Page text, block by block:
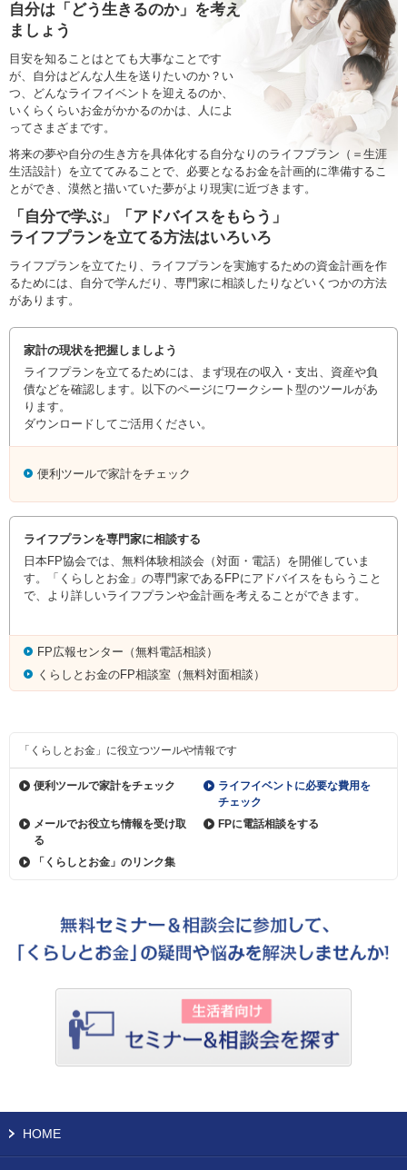
自分は「どう生きるのか」を考え
ましょう
目安を知ることはとても大事なことです
が、自分はどんな人生を送りたいのか？い
つ、どんなライフイベントを迎えるのか、
いくらくらいお金がかかるのかは、人によ
ってさまざまです。
将来の夢や自分の生き方を具体化する自分なりのライフプラン（＝生涯
生活設計）を立ててみることで、必要となるお金を計画的に準備するこ
とができ、漠然と描いていた夢がより現実に近づきます。
「自分で学ぶ」「アドバイスをもらう」
ライフプランを立てる方法はいろいろ
ライフプランを立てたり、ライフプランを実施するための資金計画を作
るためには、自分で学んだり、専門家に相談したりなどいくつかの方法
があります。
家計の現状を把握しましよう
ライフプランを立てるためには、まず現在の収入・支出、資産や負
債などを確認します。以下のページにワークシート型のツールがあ
ります。
ダウンロードしてご活用ください。
便利ツールで家計をチェック
ライフプランを専門家に相談する
日本FP協会では、無料体験相談会（対面・電話）を開催していま
す。「くらしとお金」の専門家であるFPにアドバイスをもらうこと
で、より詳しいライフプランや金計画を考えることができます。
FP広報センター（無料電話相談）
くらしとお金のFP相談室（無料対面相談）
「くらしとお金」に役立つツールや情報です
便利ツールで家計をチェック
ライフイベントに必要な費用を
チェック
メールでお役立ち情報を受け取
る
FPに電話相談をする
「くらしとお金」のリンク集
HOME